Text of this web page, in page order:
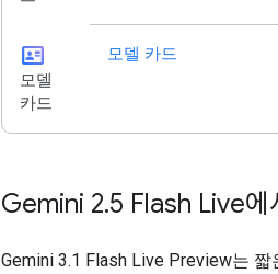
id_card
모델
카드
모델 카드
Gemini 2.5 Flash Live에
Gemini 3.1 Flash Live Preview는